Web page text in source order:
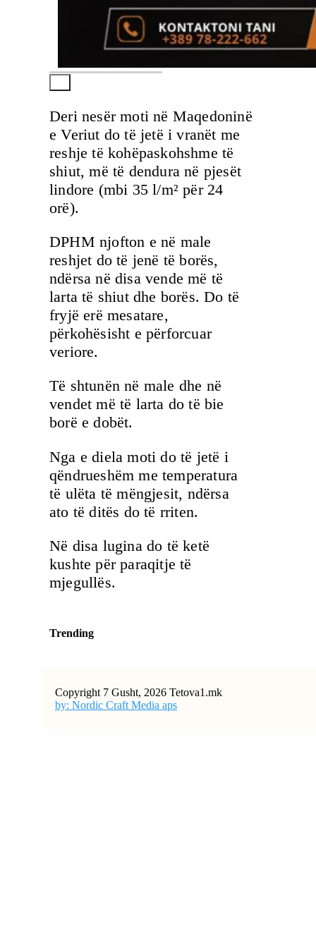
Deri nesër moti në Maqedoninë
e Veriut do të jetë i vranët me
reshje të kohëpaskohshme të
shiut, më të dendura në pjesët
lindore (mbi 35 l/m² për 24
orë).
DPHM njofton e në male
reshjet do të jenë të borës,
ndërsa në disa vende më të
larta të shiut dhe borës. Do të
fryjë erë mesatare,
përkohësisht e përforcuar
veriore.
Të shtunën në male dhe në
vendet më të larta do të bie
borë e dobët.
Nga e diela moti do të jetë i
qëndrueshëm me temperatura
të ulëta të mëngjesit, ndërsa
ato të ditës do të rriten.
Në disa lugina do të ketë
kushte për paraqitje të
mjegullës.
Trending
Copyright 7 Gusht, 2026 Tetova1.mk
by: Nordic Craft Media aps